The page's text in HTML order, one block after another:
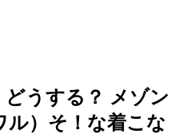
うする？ メゾン
ル）そ！な着こな